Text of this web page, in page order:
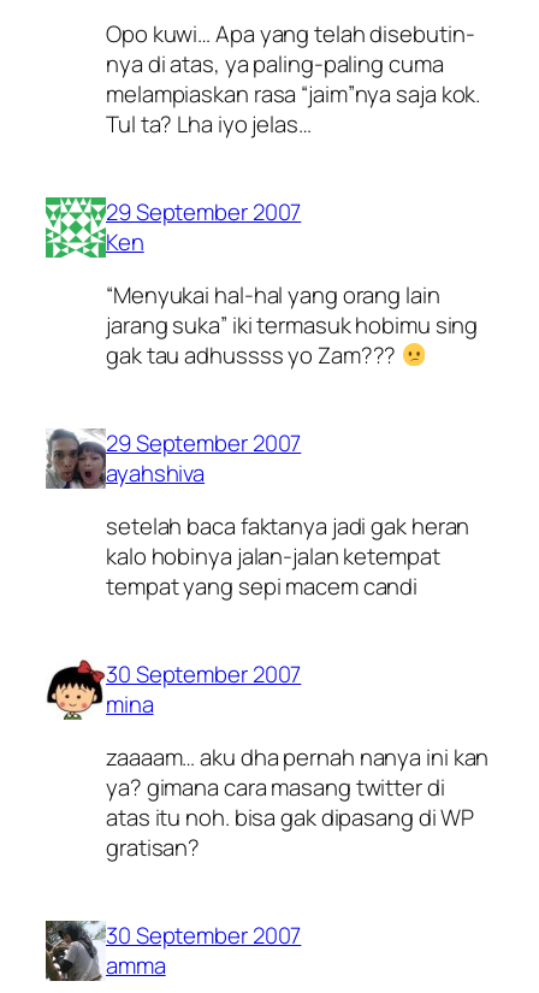
Opo kuwi… Apa yang telah disebutin-
nya di atas, ya paling-paling cuma
melampiaskan rasa “jaim”nya saja kok.
Tul ta? Lha iyo jelas…
29 September 2007
Ken
“Menyukai hal-hal yang orang lain
jarang suka” iki termasuk hobimu sing
gak tau adhussss yo Zam???
29 September 2007
ayahshiva
setelah baca faktanya jadi gak heran
kalo hobinya jalan-jalan ketempat
tempat yang sepi macem candi
30 September 2007
mina
zaaaam… aku dha pernah nanya ini kan
ya? gimana cara masang twitter di
atas itu noh. bisa gak dipasang di WP
gratisan?
30 September 2007
amma